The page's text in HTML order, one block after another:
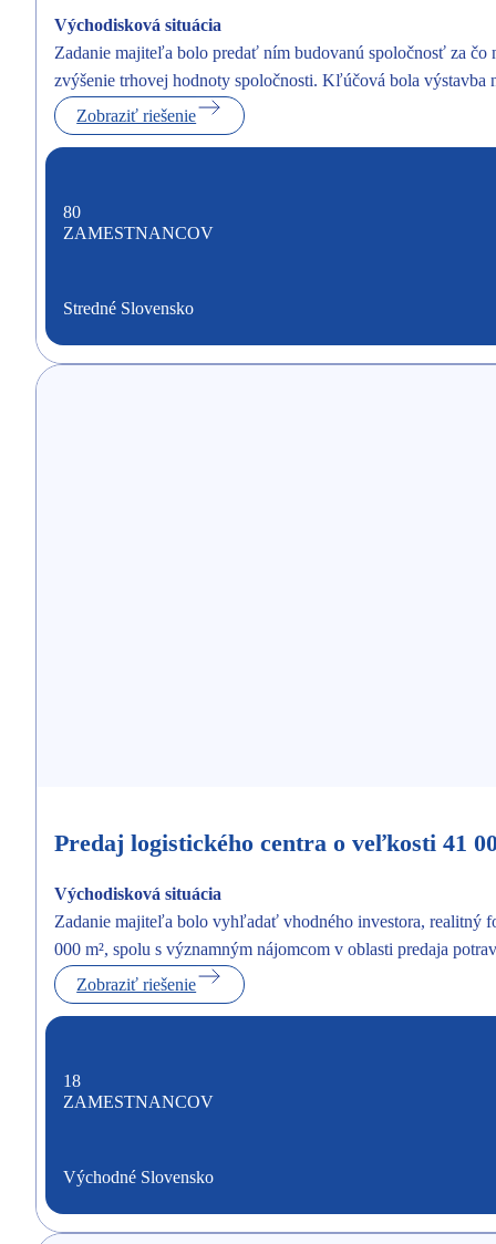
Východisková situácia
Zadanie majiteľa bolo predať ním budovanú spoločnosť za
zvýšenie trhovej hodnoty spoločnosti. Kľúčová bola
Zobraziť riešenie
80
ZAMESTNANCOV
Stredné Slovensko
Predaj logistického centra o veľkosti 41
Východisková situácia
Zadanie majiteľa bolo vyhľadať vhodného investora, realitný
000 m², spolu s významným nájomcom v oblasti predaja
Zobraziť riešenie
18
ZAMESTNANCOV
Východné Slovensko